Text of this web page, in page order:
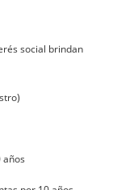
social brindan